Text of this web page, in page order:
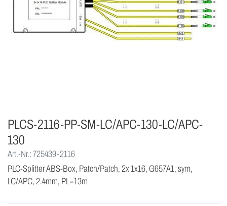
PLCS-2116-PP-SM-LC/APC-130-LC/APC-
130
Art.-Nr.: 725439-2116
PLC-Splitter ABS-Box, Patch/Patch, 2x 1x16, G657A1, sym,
LC/APC, 2.4mm, PL=13m